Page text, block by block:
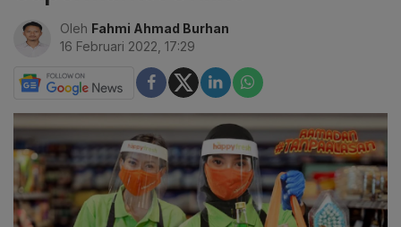
Oleh Fahmi Ahmad Burhan
16 Februari 2022, 17:29